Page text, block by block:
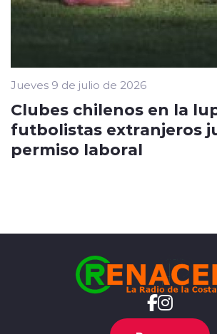
Jueves 9 de julio de 2026
Clubes chilenos en la
futbolistas extranjeros
permiso laboral